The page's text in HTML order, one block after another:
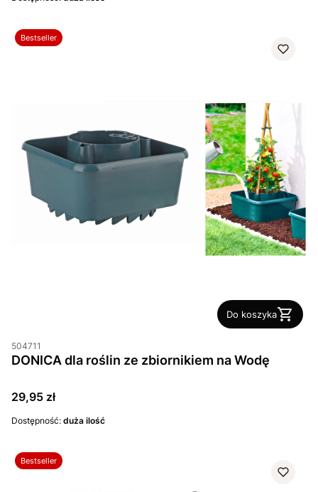
Bestseller
Do koszyka
504711
DONICA dla roślin ze zbiornikiem na Wodę
Cena
29,95 zł
Dostępność: duża ilość
Bestseller